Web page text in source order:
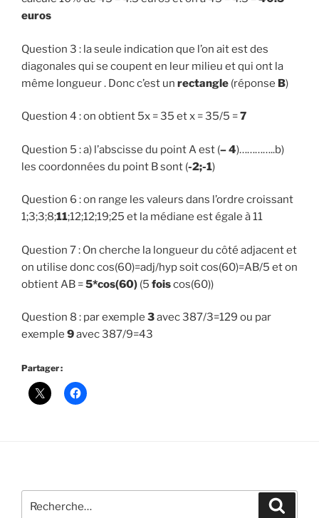
euros
Question 3 : la seule indication que l’on ait est des
diagonales qui se coupent en leur milieu et qui ont la
même longueur . Donc c’est un rectangle (réponse B)
Question 4 : on obtient 5x = 35 et x = 35/5 =7
Question 5 : a) l’abscisse du point A est (– 4)…………..b)
les coordonnées du point B sont (-2;-1)
Question 6 : on range les valeurs dans l’ordre croissant
1;3;3;8;11;12;12;19;25 et la médiane est égale à 11
Question 7 : On cherche la longueur du côté adjacent et
on utilise donc cos(60)=adj/hyp soit cos(60)=AB/5 et on
obtient AB =5*cos(60) (5 foiscos(60))
Question 8 : par exemple 3avec 387/3=129 ou par
exemple 9avec 387/9=43
Partager :
pour